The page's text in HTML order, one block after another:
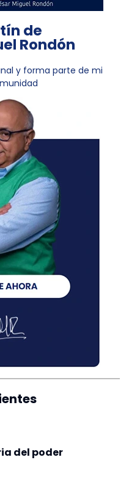
de
Rondón
y forma parte de mi
del poder